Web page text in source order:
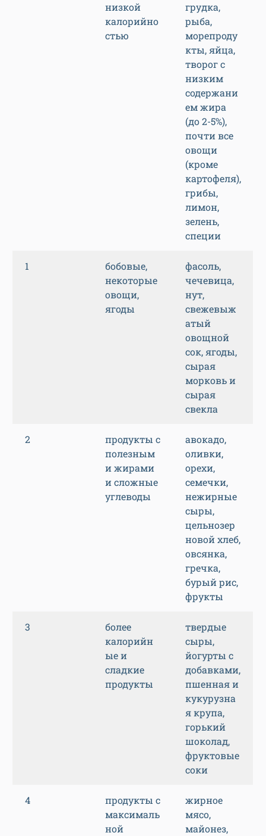
низкой
калорийно
стью
грудка,
рыба,
морепроду
кты, яйца,
творог с
низким
содержани
ем жира
(до 2-5%),
почти все
овощи
(кроме
картофеля),
грибы,
лимон,
зелень,
специи
1
бобовые,
некоторые
овощи,
ягоды
фасоль,
чечевица,
нут,
свежевыж
атый
овощной
сок, ягоды,
сырая
морковь и
сырая
свекла
2
продукты с
полезным
и жирами
и сложные
углеводы
авокадо,
оливки,
орехи,
семечки,
нежирные
сыры,
цельнозер
новой хлеб,
овсянка,
гречка,
бурый рис,
фрукты
3
более
калорийн
ые и
сладкие
продукты
твердые
сыры,
йогурты с
добавками,
пшенная и
кукурузна
я крупа,
горький
шоколад,
фруктовые
соки
4
продукты с
максималь
ной
жирное
мясо,
майонез,